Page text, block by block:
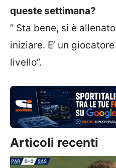
queste settimana?
” Sta bene, si è
iniziare. E’ un
livello”.
Articoli recenti